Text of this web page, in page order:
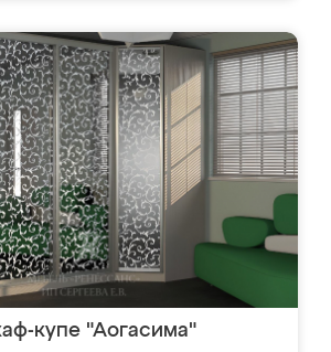
купе "Аогасима"